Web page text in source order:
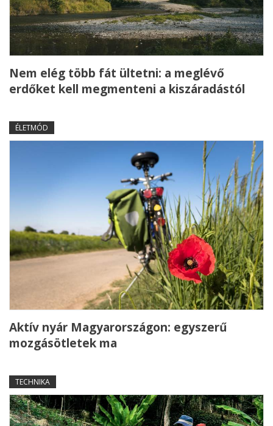
Nem elég több fát ültetni: a meglévő
erdőket kell megmenteni a kiszáradástól
ÉLETMÓD
Aktív nyár Magyarországon: egyszerű
mozgásötletek ma
TECHNIKA